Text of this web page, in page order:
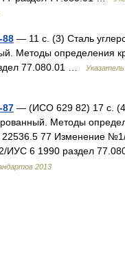
88 — 11 с. (3) Сталь
Методы определения
77.080.01 …
87 — (ИСО 629 82) 17 с.
Методы
77 Изменение
ИУС 6 1990 раздел
2013